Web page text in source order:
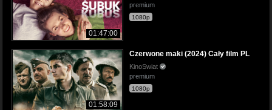
01:47:00
premium
1080p
01:58:09
Czerwone maki (2024) Cały film PL
KinoSwiat
premium
1080p